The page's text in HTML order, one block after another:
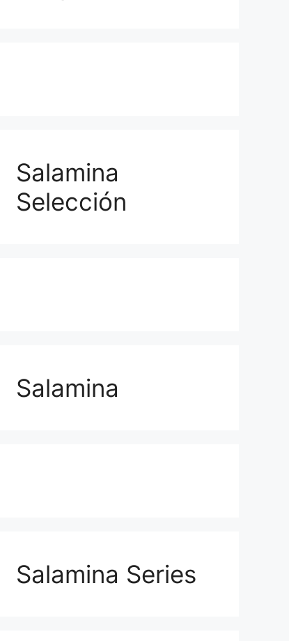
Salamina
Selección
Salamina
Salamina Series